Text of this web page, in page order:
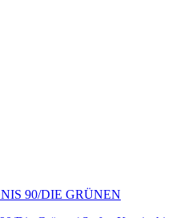
90/DIE GRÜNEN